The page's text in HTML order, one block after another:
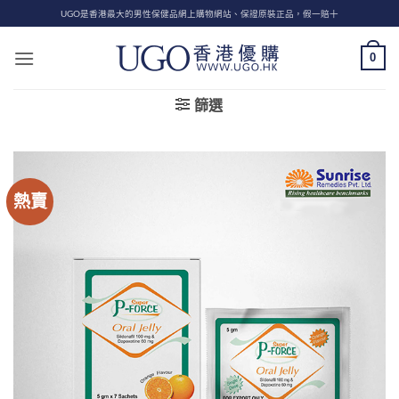
to
content
UGO是香港最大的男性保健品網上購物網站、保證原裝正品，假一賠十
0
篩選
熱賣